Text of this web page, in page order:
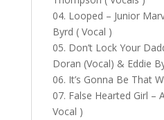
04. Looped – Junior
Byrd ( Vocal )
05. Don’t Lock Your
Doran (Vocal) & Eddie
06. It’s Gonna Be That
07. False Hearted Girl –
Vocal )